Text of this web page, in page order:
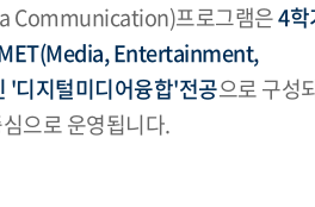
Communication)프로그램은4학
Entertainment,
디지털미디어융합'전공으로 구성
으로 운영됩니다.